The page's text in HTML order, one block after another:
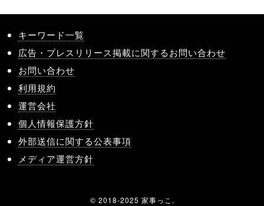
キーワード一覧
広告・プレスリリース掲載に関するお問い合わせ
お問い合わせ
利用規約
運営会社
個人情報保護方針
外部送信に関する公表事項
メディア運営方針
© 2018-2025 家事っこ.